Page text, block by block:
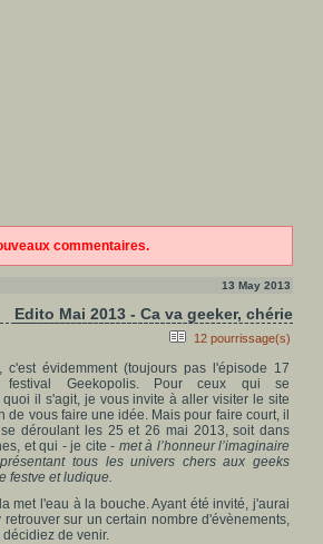
commentaires.
13 May 2013
Edito Mai 2013 - Ca va geeker, chérie
12 pourrissage(s)
c'est évidemment (toujours pas l'épisode 17
Geekopolis. Pour ceux qui se
il s'agit, je vous invite à aller visiter le site
de vous faire une idée. Mais pour faire court, il
déroulant les 25 et 26 mai 2013, soit dans
et qui - je cite - met à l’honneur l’imaginaire
tous les univers chers aux geeks
festve et ludique.
met l'eau à la bouche. Ayant été invité, j'aurai
retrouver sur un certain nombre d'évènements,
de venir.